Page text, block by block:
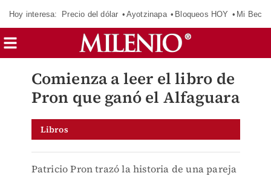
Hoy interesa: Precio del dólar Ayotzinapa Bloqueos HOY Mi Beca
Comienza a leer el libro de
Pron que ganó el Alfaguara
Libros
Patricio Pron trazó la historia de una pareja